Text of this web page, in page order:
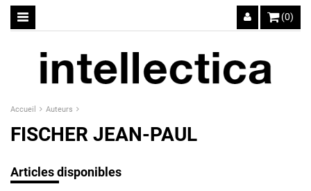
(0)
Accueil Auteurs
FISCHER JEAN-PAUL
Articles disponibles